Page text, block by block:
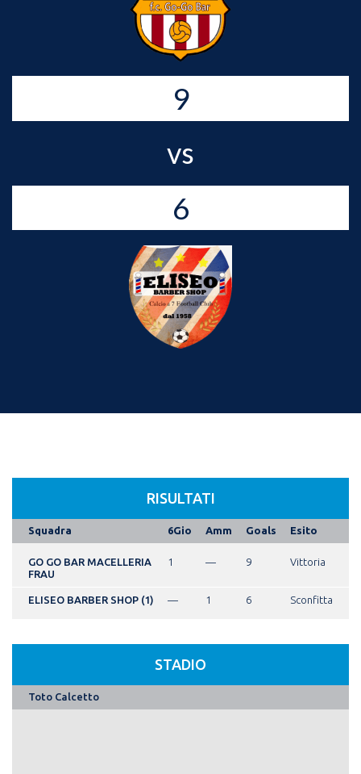
9
vs
6
RISULTATI
Squadra 6Gio Amm Goals Esito
GO GO BAR MACELLERIA
FRAU
1 — 9 Vittoria
ELISEO BARBER SHOP (1) — 1 6 Sconfitta
STADIO
Toto Calcetto